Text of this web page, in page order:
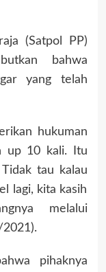
(Satpol PP)
bahwa
yang telah
hukuman
up 10 kali. Itu
tau kalau
lagi, kita kasih
melalui
pihaknya